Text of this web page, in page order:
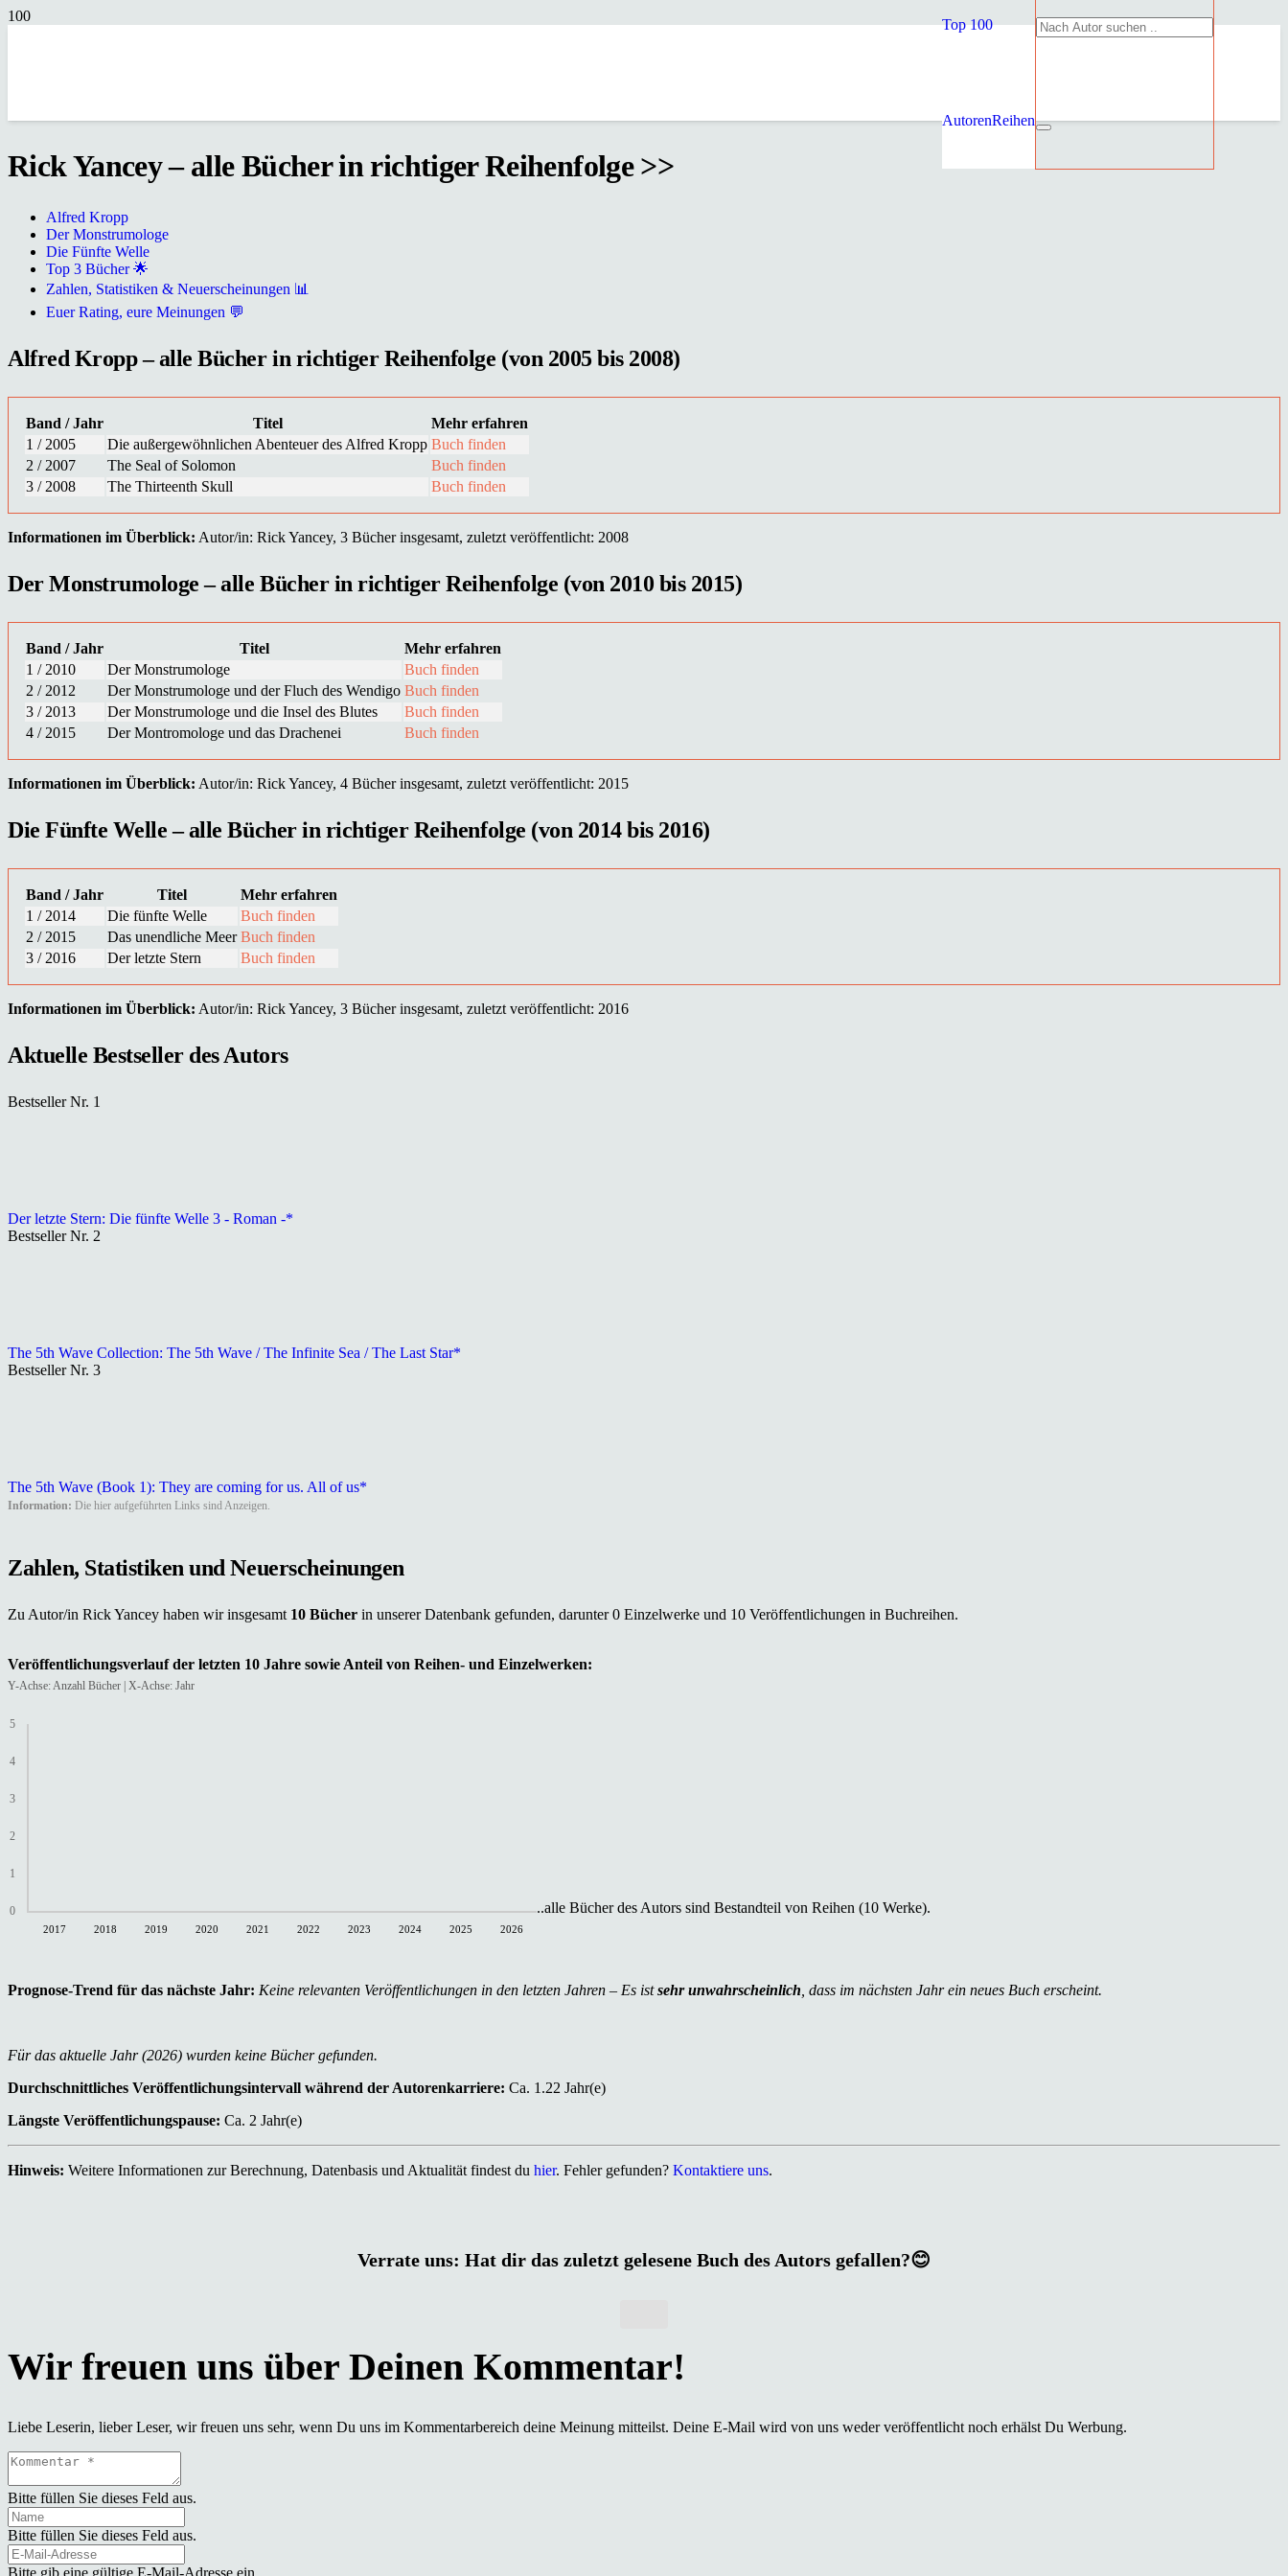
Top 100
AutorenReihen
Rick Yancey – alle Bücher in richtiger Reihenfolge >>
Alfred Kropp
Der Monstrumologe
Die Fünfte Welle
Top 3 Bücher 🌟
Zahlen, Statistiken & Neuerscheinungen 📊
Euer Rating, eure Meinungen 💬
Alfred Kropp – alle Bücher in richtiger Reihenfolge (von 2005 bis 2008)
Band / Jahr Titel
Mehr erfahren
1 / 2005
Die außergewöhnlichen Abenteuer des Alfred Kropp Buch finden
2 / 2007
The Seal of Solomon
Buch finden
3 / 2008
The Thirteenth Skull Buch finden
Informationen im Überblick: Autor/in: Rick Yancey, 3 Bücher insgesamt, zuletzt veröffentlicht: 2008
Der Monstrumologe – alle Bücher in richtiger Reihenfolge (von 2010 bis 2015)
Band / Jahr Titel
Mehr erfahren
1 / 2010
Der Monstrumologe
Buch finden
2 / 2012
Der Monstrumologe und der Fluch des Wendigo Buch finden
3 / 2013
Der Monstrumologe und die Insel des Blutes
Buch finden
4 / 2015
Der Montromologe und das Drachenei Buch finden
Informationen im Überblick: Autor/in: Rick Yancey, 4 Bücher insgesamt, zuletzt veröffentlicht: 2015
Die Fünfte Welle – alle Bücher in richtiger Reihenfolge (von 2014 bis 2016)
Band / Jahr Titel
Mehr erfahren
1 / 2014
Die fünfte Welle
Buch finden
2 / 2015
Das unendliche Meer Buch finden
3 / 2016
Der letzte Stern Buch finden
Informationen im Überblick: Autor/in: Rick Yancey, 3 Bücher insgesamt, zuletzt veröffentlicht: 2016
Aktuelle Bestseller des Autors
Bestseller Nr. 1
Der letzte Stern: Die fünfte Welle 3 - Roman -*
Bestseller Nr. 2
The 5th Wave Collection: The 5th Wave / The Infinite Sea / The Last Star*
Bestseller Nr. 3
The 5th Wave (Book 1): They are coming for us. All of us*
Information: Die hier aufgeführten Links sind Anzeigen.
Zahlen, Statistiken und Neuerscheinungen
Zu Autor/in Rick Yancey haben wir insgesamt 10 Bücher in unserer Datenbank gefunden, darunter 0 Einzelwerke und 10 Veröffentlichungen in Buchreihen.
Veröffentlichungsverlauf der letzten 10 Jahre sowie Anteil von Reihen- und Einzelwerken:
Y-Achse: Anzahl Bücher | X-Achse: Jahr
0
1
2
3
4
5
2017 2018 2019 2020 2021 2022 2023 2024 2025 2026
..alle Bücher des Autors sind Bestandteil von Reihen (10 Werke).
Prognose-Trend für das nächste Jahr: Keine relevanten Veröffentlichungen in den letzten Jahren – Es istsehr unwahrscheinlich , dass im nächsten Jahr ein neues Buch erscheint.
Für das aktuelle Jahr (2026) wurden keine Bücher gefunden.
Durchschnittliches Veröffentlichungsintervall während der Autorenkarriere: Ca. 1.22 Jahr(e)
Längste Veröffentlichungspause: Ca. 2 Jahr(e)
Hinweis: Weitere Informationen zur Berechnung, Datenbasis und Aktualität findest du hier. Fehler gefunden? Kontaktiere uns.
Verrate uns: Hat dir das zuletzt gelesene Buch des Autors gefallen?😊
Liebe Leserin, lieber Leser, wir freuen uns sehr, wenn Du uns im Kommentarbereich deine Meinung mitteilst. Deine E-Mail wird von uns weder veröffentlicht noch erhälst Du Werbung.
Bitte füllen Sie dieses Feld aus.
Bitte füllen Sie dieses Feld aus.
Bitte gib eine gültige E-Mail-Adresse ein.